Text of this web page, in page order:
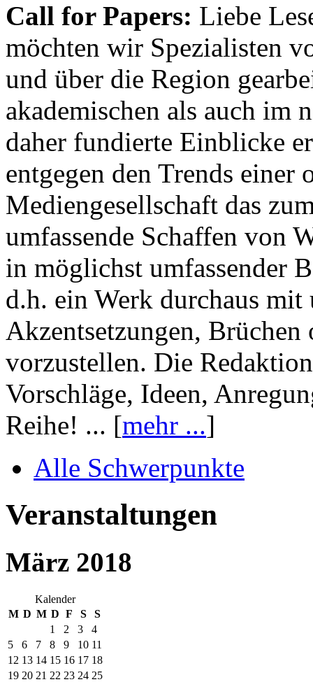
Call for Papers: Liebe
möchten wir Spezialisten
und über die Region
akademischen als auch im
daher fundierte Einblicke
entgegen den Trends einer
Mediengesellschaft das
umfassende Schaffen von
in möglichst umfassender
d.h. ein Werk durchaus mit
Akzentsetzungen, Brüchen
vorzustellen. Die
Vorschläge, Ideen,
Reihe! ... [mehr ...]
Alle Schwerpunkte
Veranstaltungen
März 2018
Kalender
M D M D F S
S
1
2 3
4
5
6 7 8 9 10 11
12 13 14 15 16 17 18
19 20 21 22 23 24 25